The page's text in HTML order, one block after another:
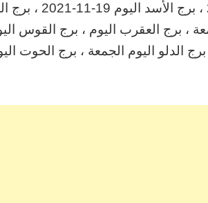
اليوم 19 نوفمبر
، برج العقرب اليوم ، برج القوس